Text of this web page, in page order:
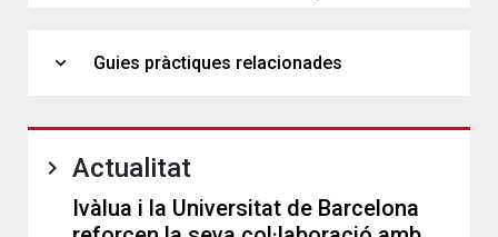
expand_more Guies pràctiques relacionades
Actualitat
Ivàlua i la Universitat de Barcelona